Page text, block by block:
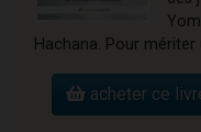
Hachana. Pour mériter
acheter ce